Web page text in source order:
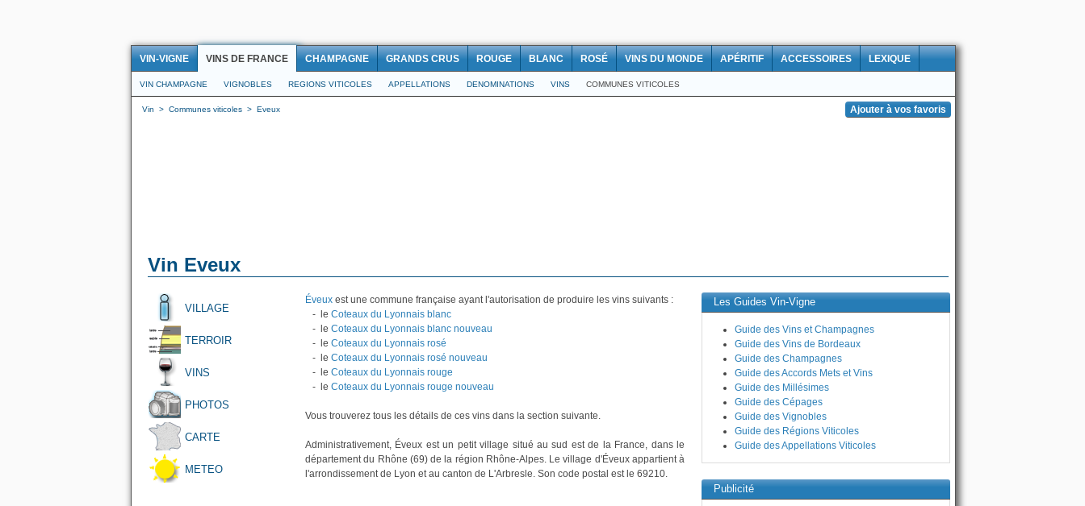
VIN-VIGNE VINS DE FRANCE CHAMPAGNE GRANDS CRUS ROUGE BLANC ROSÉ VINS DU MONDE APÉRITIF ACCESSOIRES LEXIQUE
VIN CHAMPAGNE VIGNOBLES REGIONS VITICOLES APPELLATIONS DENOMINATIONS VINS COMMUNES VITICOLES
Vin > Communes viticoles > Eveux
Vin Eveux
VILLAGE
TERROIR
VINS
PHOTOS
CARTE
METEO
Éveux est une commune française ayant l'autorisation de produire les vins suivants :
- le Coteaux du Lyonnais blanc
- le Coteaux du Lyonnais blanc nouveau
- le Coteaux du Lyonnais rosé
- le Coteaux du Lyonnais rosé nouveau
- le Coteaux du Lyonnais rouge
- le Coteaux du Lyonnais rouge nouveau
Vous trouverez tous les détails de ces vins dans la section suivante.
Administrativement, Éveux est un petit village situé au sud est de la France, dans le
département du Rhône (69) de la région Rhône-Alpes. Le village d'Éveux appartient à
l'arrondissement de Lyon et au canton de L'Arbresle. Son code postal est le 69210.
Les Guides Vin-Vigne
Guide des Vins et Champagnes
Guide des Vins de Bordeaux
Guide des Champagnes
Guide des Accords Mets et Vins
Guide des Millésimes
Guide des Cépages
Guide des Vignobles
Guide des Régions Viticoles
Guide des Appellations Viticoles
Publicité